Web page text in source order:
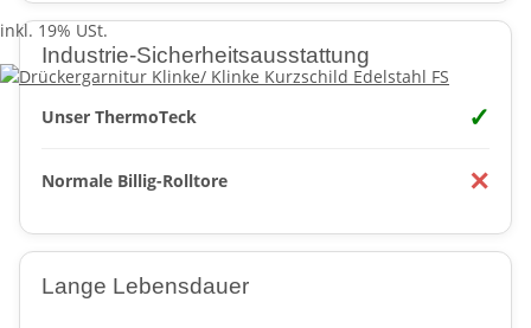
Industrie-Sicherheitsausstattung
Unser ThermoTeck ✓
Normale Billig-Rolltore ✕
Lange Lebensdauer
inkl. 19% USt.